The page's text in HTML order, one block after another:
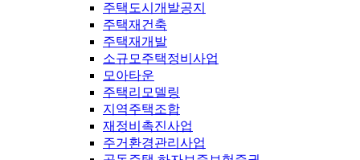
주택도시개발공지
주택재건축
주택재개발
소규모주택정비사업
모아타운
주택리모델링
지역주택조합
재정비촉진사업
주거환경관리사업